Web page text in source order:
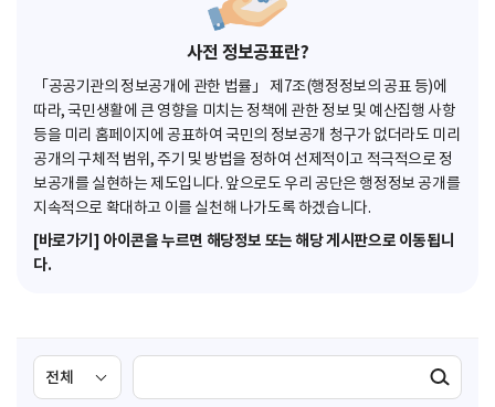
사전 정보공표란?
「공공기관의 정보공개에 관한 법률」 제7조(행정정보의 공표 등)에
따라, 국민생활에 큰 영향을 미치는 정책에 관한 정보 및 예산집행 사항
등을 미리 홈페이지에 공표하여 국민의 정보공개 청구가 없더라도 미리
공개의 구체적 범위, 주기 및 방법을 정하여 선제적이고 적극적으로 정
보공개를 실현하는 제도입니다. 앞으로도 우리 공단은 행정정보 공개를
지속적으로 확대하고 이를 실천해 나가도록 하겠습니다.
[바로가기] 아이콘을 누르면 해당정보 또는 해당 게시판으로 이동됩니
다.
검
색
색
검색실행